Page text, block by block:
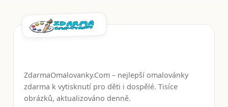
ZdarmaOmalovanky.Com – nejlepší omalovánky
zdarma k vytisknutí pro děti i dospělé. Tisíce
obrázků, aktualizováno denně.